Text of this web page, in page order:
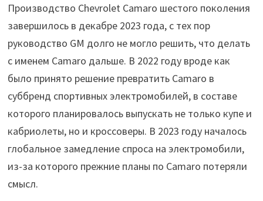
Производство Chevrolet Camaro шестого поколения
завершилось в декабре 2023 года, с тех пор
руководство GM долго не могло решить, что делать
с именем Camaro дальше. В 2022 году вроде как
было принято решение превратить Camaro в
суббренд спортивных электромобилей, в составе
которого планировалось выпускать не только купе и
кабриолеты, но и кроссоверы. В 2023 году началось
глобальное замедление спроса на электромобили,
из-за которого прежние планы по Camaro потеряли
смысл.